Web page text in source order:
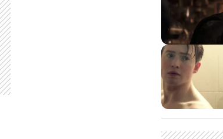
CARREGANDO PUBLICIDADE